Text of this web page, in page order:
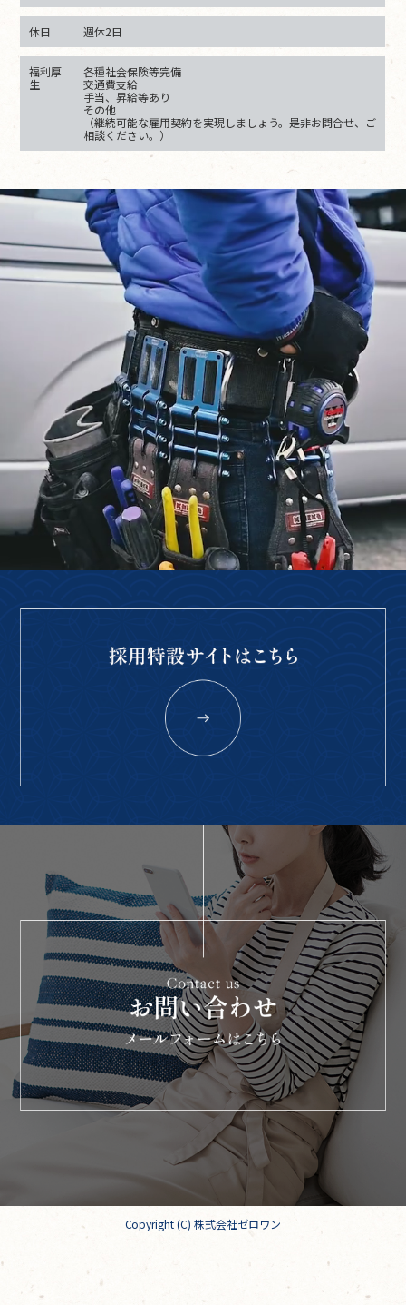
休日 週休2日
福利厚
生
各種社会保険等完備
交通費支給
手当、昇給等あり
その他
（継続可能な雇用契約を実現しましょう。是非お問合せ、ご
相談ください。）
Copyright (C) 株式会社ゼロワン